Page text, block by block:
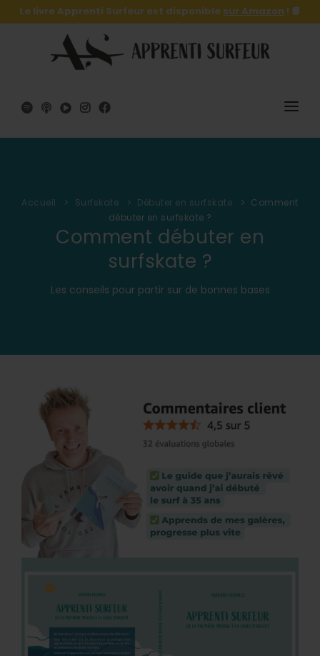
Le livre Apprenti Surfeur est disponible sur Amazon ! 📙
SURF
LE LIVRE 🔥
Accueil Surfskate Débuter en surfskate
Comment
débuter en surfskate ?
Comment débuter en
surfskate ?
Les conseils pour partir sur de bonnes bases